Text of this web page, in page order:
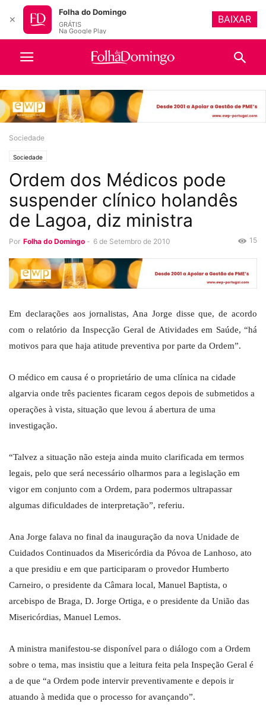
Sociedade
Sociedade
Ordem dos Médicos pode
suspender clínico holandês
de Lagoa, diz ministra
Por Folha do Domingo - 6 de Setembro de 2010 15
Em declarações aos jornalistas, Ana Jorge disse que, de acordo
com o relatório da Inspecção Geral de Atividades em Saúde, “há
motivos para que haja atitude preventiva por parte da Ordem”.
O médico em causa é o proprietário de uma clínica na cidade
algarvia onde três pacientes ficaram cegos depois de submetidos a
operações à vista, situação que levou á abertura de uma
investigação.
“Talvez a situação não esteja ainda muito clarificada em termos
legais, pelo que será necessário olharmos para a legislação em
vigor em conjunto com a Ordem, para podermos ultrapassar
algumas dificuldades de interpretação”, referiu.
Ana Jorge falava no final da inauguração da nova Unidade de
Cuidados Continuados da Misericórdia da Póvoa de Lanhoso, ato
a que presidiu e em que participaram o provedor Humberto
Carneiro, o presidente da Câmara local, Manuel Baptista, o
arcebispo de Braga, D. Jorge Ortiga, e o presidente da União das
Misericórdias, Manuel Lemos.
A ministra manifestou-se disponível para o diálogo com a Ordem
sobre o tema, mas insistiu que a leitura feita pela Inspeção Geral é
a de que “a Ordem pode intervir preventivamente e depois ir
atuando à medida que o processo for avançando”.
✕
Folha do Domingo
GRÁTIS
Na Google Play
BAIXAR